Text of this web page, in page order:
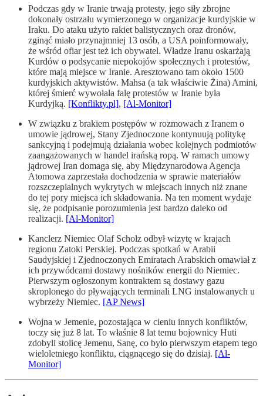
Podczas gdy w Iranie trwają protesty, jego siły zbrojne
dokonały ostrzału wymierzonego w organizacje kurdyjskie w
Iraku. Do ataku użyto rakiet balistycznych oraz dronów,
zginąć miało przynajmniej 13 osób, a USA poinformowały,
że wśród ofiar jest też ich obywatel. Władze Iranu oskarżają
Kurdów o podsycanie niepokojów społecznych i protestów,
które mają miejsce w Iranie. Aresztowano tam około 1500
kurdyjskich aktywistów. Mahsa (a tak właściwie Żina) Amini,
której śmierć wywołała falę protestów w Iranie była
Kurdyjką. [Konflikty.pl], [Al-Monitor]
W związku z brakiem postępów w rozmowach z Iranem o
umowie jądrowej, Stany Zjednoczone kontynuują politykę
sankcyjną i podejmują działania wobec kolejnych podmiotów
zaangażowanych w handel irańską ropą. W ramach umowy
jądrowej Iran domaga się, aby Międzynarodowa Agencja
Atomowa zaprzestała dochodzenia w sprawie materiałów
rozszczepialnych wykrytych w miejscach innych niż znane
do tej pory miejsca ich składowania. Na ten moment wydaje
się, że podpisanie porozumienia jest bardzo daleko od
realizacji. [Al-Monitor]
Kanclerz Niemiec Olaf Scholz odbył wizytę w krajach
regionu Zatoki Perskiej. Podczas spotkań w Arabii
Saudyjskiej i Zjednoczonych Emiratach Arabskich omawiał z
ich przywódcami dostawy nośników energii do Niemiec.
Pierwszym ogłoszonym kontraktem są dostawy gazu
skroplonego do pływających terminali LNG instalowanych u
wybrzeży Niemiec. [AP News]
Wojna w Jemenie, pozostająca w cieniu innych konfliktów,
toczy się już 8 lat. To właśnie 8 lat temu bojownicy Huti
zdobyli stolicę Jemenu, Sanę, co było pierwszym etapem tego
wieloletniego konfliktu, ciągnącego się do dzisiaj. [Al-
Monitor]